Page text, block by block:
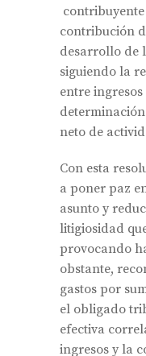
contribución
desarrollo de
siguiendo la
entre
neto de
Con esta
a poner paz
asunto y
litigiosidad
provocando
obstante,
gastos por
el obligado
efectiva
ingresos y la